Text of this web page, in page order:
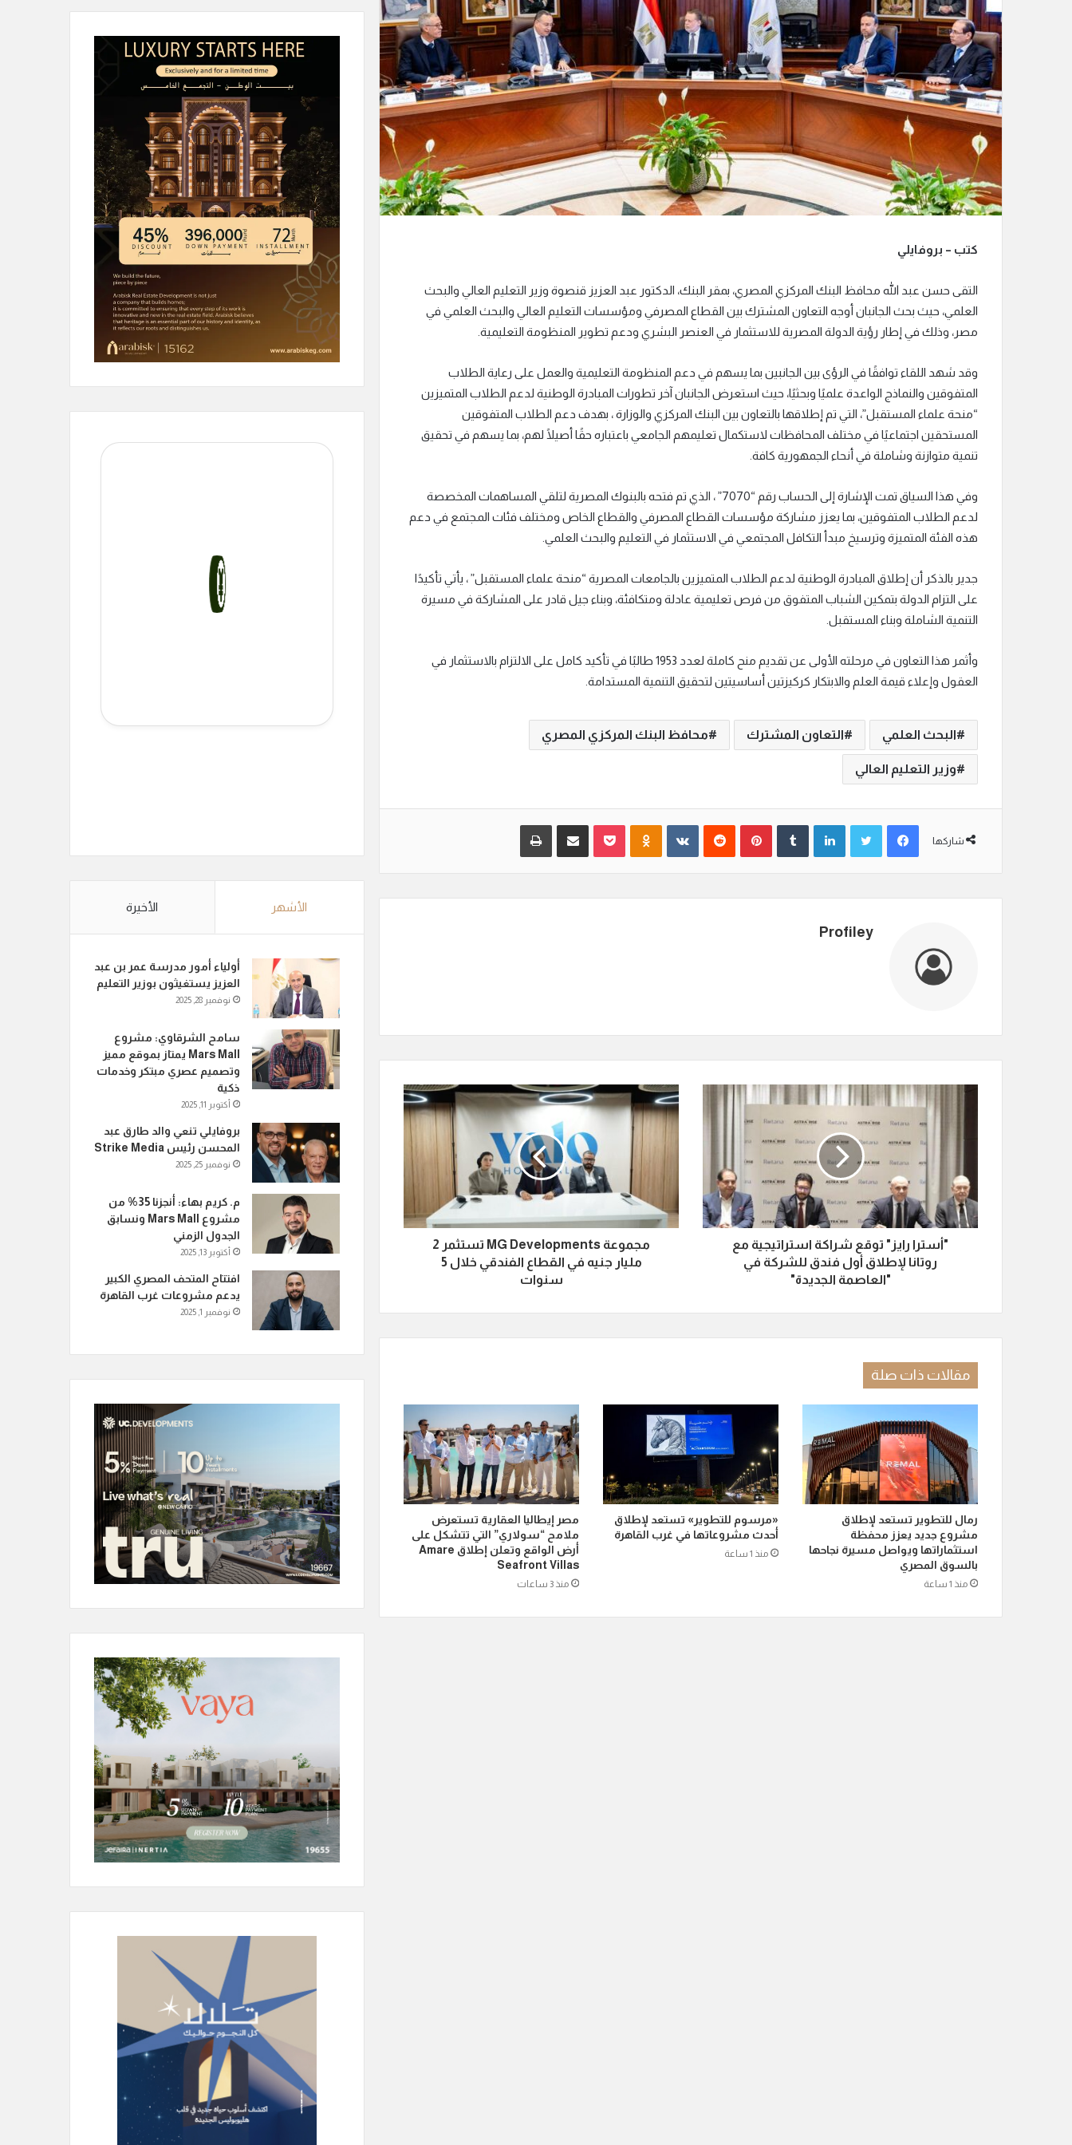
ر
و
ن
ي
ا
كتب – بروفايلي
التقى حسن عبد الله محافظ البنك المركزي المصري، بمقر البنك، الدكتور عبد العزيز قنصوة وزير التعليم العالي والبحث
العلمي، حيث بحث الجانبان أوجه التعاون المشترك بين القطاع المصرفي ومؤسسات التعليم العالي والبحث العلمي في
مصر، وذلك في إطار رؤية الدولة المصرية للاستثمار في العنصر البشري ودعم تطوير المنظومة التعليمية.
وقد شهد اللقاء توافقًا في الرؤى بين الجانبين بما يسهم في دعم المنظومة التعليمية والعمل على رعاية الطلاب
المتفوقين والنماذج الواعدة علميًا وبحثيًا، حيث استعرض الجانبان آخر تطورات المبادرة الوطنية لدعم الطلاب المتميزين
“منحة علماء المستقبل”، التي تم إطلاقها بالتعاون بين البنك المركزي والوزارة ، بهدف دعم الطلاب المتفوقين
المستحقين اجتماعيًا في مختلف المحافظات لاستكمال تعليمهم الجامعي باعتباره حقًا أصيلًا لهم، بما يسهم في تحقيق
تنمية متوازنة وشاملة في أنحاء الجمهورية كافة.
وفي هذا السياق تمت الإشارة إلى الحساب رقم “7070” ، الذي تم فتحه بالبنوك المصرية لتلقي المساهمات المخصصة
لدعم الطلاب المتفوقين، بما يعزز مشاركة مؤسسات القطاع المصرفي والقطاع الخاص ومختلف فئات المجتمع في دعم
هذه الفئة المتميزة وترسيخ مبدأ التكافل المجتمعي في الاستثمار في التعليم والبحث العلمي.
جدير بالذكر أن إطلاق المبادرة الوطنية لدعم الطلاب المتميزين بالجامعات المصرية “منحة علماء المستقبل” ، يأتي تأكيدًا
على التزام الدولة بتمكين الشباب المتفوق من فرص تعليمية عادلة ومتكافئة، وبناء جيل قادر على المشاركة في مسيرة
التنمية الشاملة وبناء المستقبل.
وأثمر هذا التعاون في مرحلته الأولى عن تقديم منح كاملة لعدد 1953 طالبًا في تأكيد كامل على الالتزام بالاستثمار في
العقول وإعلاء قيمة العلم والابتكار كركيزتين أساسيتين لتحقيق التنمية المستدامة.
البحث العلمي التعاون المشترك محافظ البنك المركزي المصري
وزير التعليم العالي
شاركها
فيسبوك لينكدإن بينتيريست ‏VKontakte بوكيت
Profiley
"أسترا رايز" توقع شراكة استراتيجية مع
روتانا لإطلاق أول فندق للشركة في
"العاصمة الجديدة"
مجموعة MG Developments تستثمر 2
مليار جنيه في القطاع الفندقي خلال 5
سنوات
مقالات ذات صلة
رمال للتطوير تستعد لإطلاق
مشروع جديد يعزز محفظة
استثماراتها ويواصل مسيرة نجاحها
بالسوق المصري
منذ 1 ساعة
«مرسوم للتطوير» تستعد لإطلاق
أحدث مشروعاتها في غرب القاهرة
منذ 1 ساعة
مصر إيطاليا العقارية تستعرض
ملامح “سولاري” التي تتشكل على
أرض الواقع وتعلن إطلاق Amare
Seafront Villas
منذ 3 ساعات
الأشهر الأخيرة
أولياء أمور مدرسة عمر بن عبد
العزيز يستغيثون بوزير التعليم
نوفمبر 28, 2025
سامح الشرقاوي: مشروع
Mars Mall يمتاز بموقع مميز
وتصميم عصري مبتكر وخدمات
ذكية
أكتوبر 11, 2025
بروفايلي تنعي والد طارق عبد
المحسن رئيس Strike Media
نوفمبر 25, 2025
م. كريم بهاء: أنجزنا 35% من
مشروع Mars Mall ونسابق
الجدول الزمني
أكتوبر 13, 2025
افتتاح المتحف المصري الكبير
يدعم مشروعات غرب القاهرة
نوفمبر 1, 2025